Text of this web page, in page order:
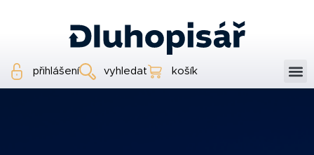
přihlášení vyhledat košík